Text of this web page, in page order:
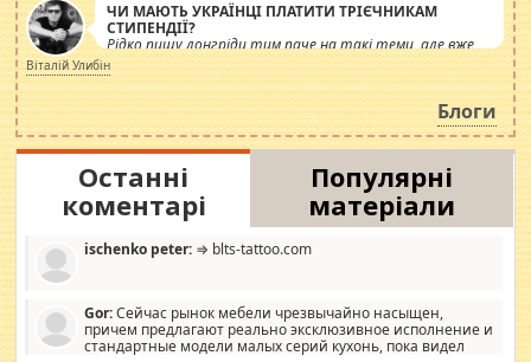
ЧИ МАЮТЬ УКРАЇНЦІ ПЛАТИТИ ТРІЄЧНИКАМ
СТИПЕНДІЇ?
Рідко пишу лонгріди тим паче на такі теми, але вже
просто дістало! Обурюють сьогоднішні інсенуації
навколо стипендіального питання. Штучно
роздувається ще одна соціальна катастрофа.
Віталій Улибін
Блоги
Останні
коментарі
Популярні
матеріали
ischenko peter: ⇒ blts-tattoo.com
Gor:Сейчас рынок мебели чрезвычайно насыщен,
причем предлагают реально эксклюзивное исполнение и
стандартные модели малых серий кухонь, пока видел